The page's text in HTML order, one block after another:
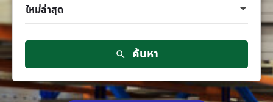
ใหม่ล่าสุด
ค้นหา